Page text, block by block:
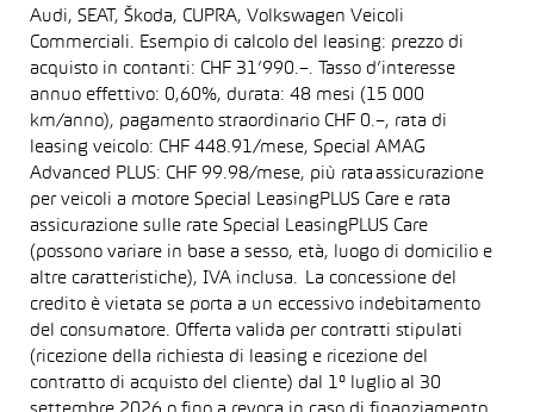
Audi, SEAT, Škoda, CUPRA, Volkswagen Veicoli
Commerciali. Esempio di calcolo del leasing: prezzo di
acquisto in contanti: CHF 31’990.–. Tasso d’interesse
annuo effettivo: 0,60%, durata: 48 mesi (15 000
km/anno), pagamento straordinario CHF 0.–, rata di
leasing veicolo: CHF 448.91/mese, Special AMAG
Advanced PLUS: CHF 99.98/mese, più rata assicurazione
per veicoli a motore Special LeasingPLUS Care e rata
assicurazione sulle rate Special LeasingPLUS Care
(possono variare in base a sesso, età, luogo di domicilio e
altre caratteristiche), IVA inclusa. La concessione del
credito è vietata se porta a un eccessivo indebitamento
del consumatore. Offerta valida per contratti stipulati
(ricezione della richiesta di leasing e ricezione del
contratto di acquisto del cliente) dal 1° luglio al 30